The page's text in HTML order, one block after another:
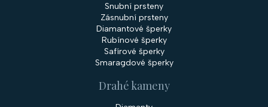
Snubní prsteny
Zásnubní prsteny
Diamantové šperky
Rubínové šperky
Safírové šperky
Smaragdové šperky
Drahé kameny